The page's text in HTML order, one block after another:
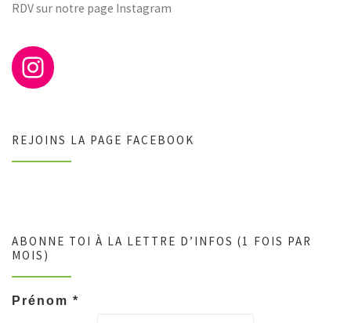
RDV sur notre page Instagram
REJOINS LA PAGE FACEBOOK
ABONNE TOI À LA LETTRE D’INFOS (1 FOIS PAR
MOIS)
Prénom *